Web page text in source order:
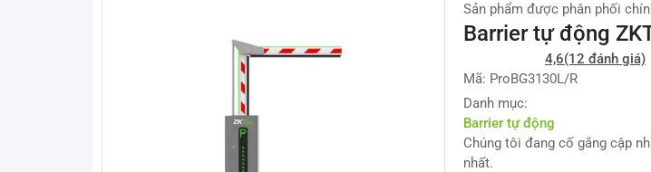
Sản phẩm được phân phối
Barrier tự động
4,6(12 đánh giá)
Mã: ProBG3130L/R
Danh mục:
Barrier tự động
Chúng tôi đang cố gắng cập
nhất.